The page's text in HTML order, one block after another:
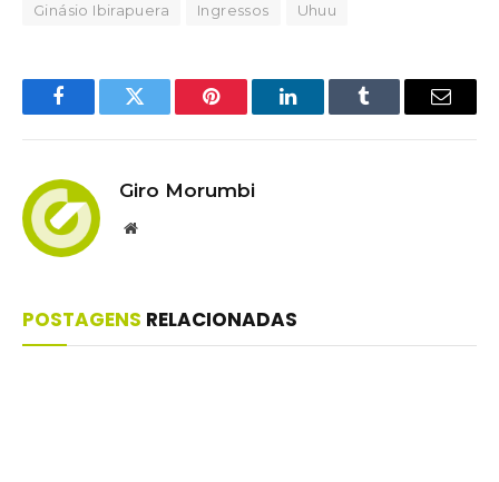
Ginásio Ibirapuera
Ingressos Uhuu
FacebookTwitter Pinterest LinkedInTumblr Email
Giro Morumbi
Website
POSTAGENS RELACIONADAS